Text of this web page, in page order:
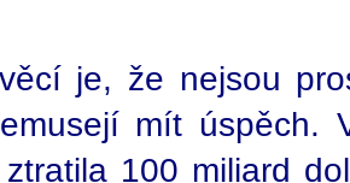
je, že nejsou
mít úspěch.
100 miliard